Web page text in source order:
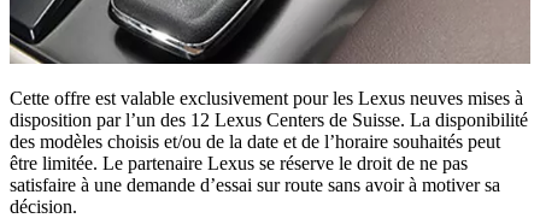
Cette offre est valable exclusivement pour les Lexus neuves mises à
disposition par l’un des 12 Lexus Centers de Suisse. La disponibilité
des modèles choisis et/ou de la date et de l’horaire souhaités peut
être limitée. Le partenaire Lexus se réserve le droit de ne pas
satisfaire à une demande d’essai sur route sans avoir à motiver sa
décision.